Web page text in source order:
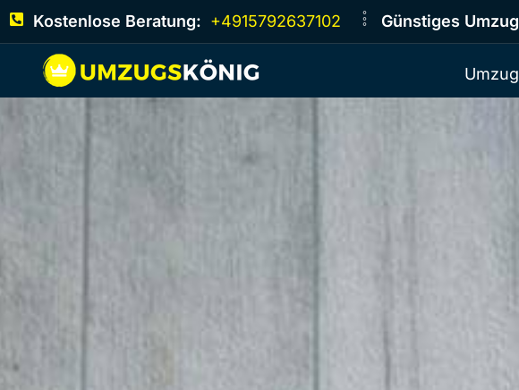
Kostenlose Beratung: +4915792637102 Günstiges